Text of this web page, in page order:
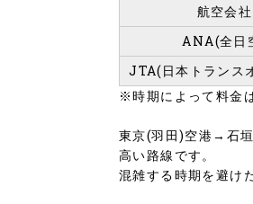
航空会社
ANA(全日
JTA(日本トランス
※時期によって料金
東京(羽田)空港→石
高い路線です。
混雑する時期を避け